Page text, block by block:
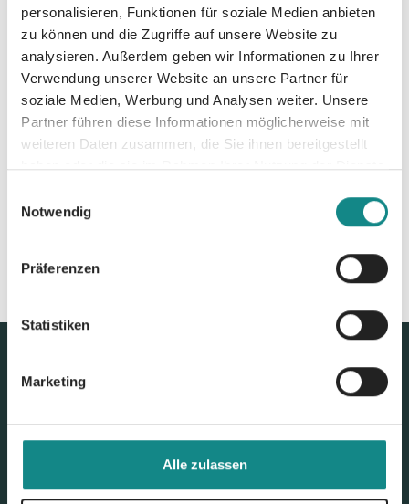
personalisieren, Funktionen für soziale Medien anbieten
zu können und die Zugriffe auf unsere Website zu
analysieren. Außerdem geben wir Informationen zu Ihrer
Verwendung unserer Website an unsere Partner für
soziale Medien, Werbung und Analysen weiter. Unsere
Partner führen diese Informationen möglicherweise mit
weiteren Daten zusammen, die Sie ihnen bereitgestellt
haben oder die sie im Rahmen Ihrer Nutzung der Dienste
Notwendig
Präferenzen
Statistiken
Marketing
Alle zulassen
Zur Übersicht